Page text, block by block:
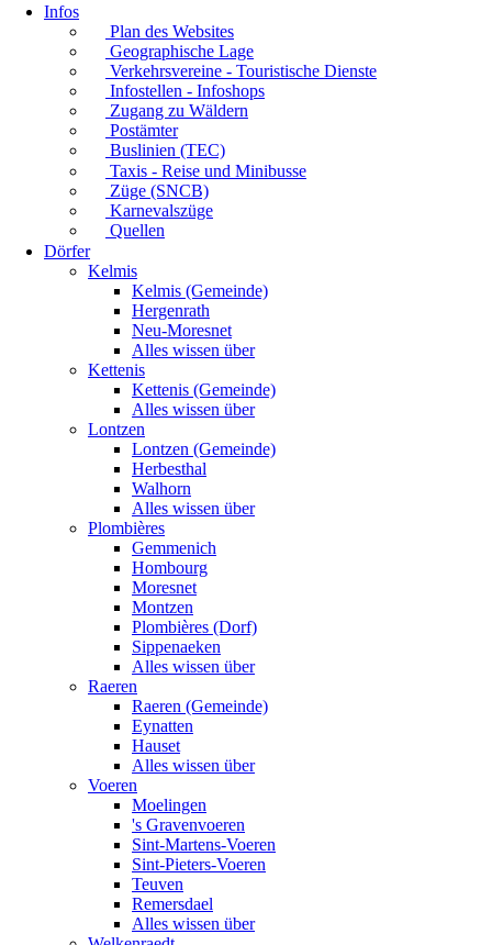
Infos
Plan des Websites
Geographische Lage
Verkehrsvereine - Touristische Dienste
Infostellen - Infoshops
Zugang zu Wäldern
Postämter
Buslinien (TEC)
Taxis - Reise und Minibusse
Züge (SNCB)
Karnevalszüge
Quellen
Dörfer
Kelmis
Kelmis (Gemeinde)
Hergenrath
Neu-Moresnet
Alles wissen über
Kettenis
Kettenis (Gemeinde)
Alles wissen über
Lontzen
Lontzen (Gemeinde)
Herbesthal
Walhorn
Alles wissen über
Plombières
Gemmenich
Hombourg
Moresnet
Montzen
Plombières (Dorf)
Sippenaeken
Alles wissen über
Raeren
Raeren (Gemeinde)
Eynatten
Hauset
Alles wissen über
Voeren
Moelingen
's Gravenvoeren
Sint-Martens-Voeren
Sint-Pieters-Voeren
Teuven
Remersdael
Alles wissen über